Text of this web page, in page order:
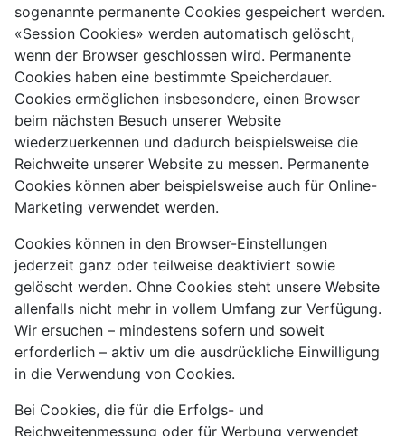
sogenannte permanente Cookies gespeichert werden.
«Session Cookies» werden automatisch gelöscht,
wenn der Browser geschlossen wird. Permanente
Cookies haben eine bestimmte Speicherdauer.
Cookies ermöglichen insbesondere, einen Browser
beim nächsten Besuch unserer Website
wiederzuerkennen und dadurch beispielsweise die
Reichweite unserer Website zu messen. Permanente
Cookies können aber beispielsweise auch für Online-
Marketing verwendet werden.
Cookies können in den Browser-Einstellungen
jederzeit ganz oder teilweise deaktiviert sowie
gelöscht werden. Ohne Cookies steht unsere Website
allenfalls nicht mehr in vollem Umfang zur Verfügung.
Wir ersuchen – mindestens sofern und soweit
erforderlich – aktiv um die ausdrückliche Einwilligung
in die Verwendung von Cookies.
Bei Cookies, die für die Erfolgs- und
Reichweitenmessung oder für Werbung verwendet